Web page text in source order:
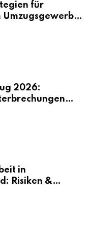
für
Umzugsgewerbe
2026:
in
Risiken &